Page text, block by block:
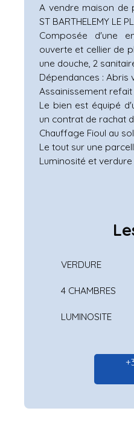
A vendre maison de
ST BARTHELEMY LE
Composée d'une
ouverte et cellier de
une douche, 2
Dépendances : Abris
Assainissement
Le bien est équipé
un contrat de rachat
Chauffage Fioul au
Le tout sur une
Luminosité et
VERDURE
4 CHAMBRES
LUMINOSITE